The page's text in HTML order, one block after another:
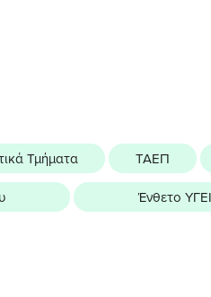
Τμήματα ΤΑΕΠ
Ένθετο